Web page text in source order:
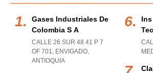
Gases Industriales De
Colombia S A
CALLE 26 SUR 48 41 P 7
OF 701, ENVIGADO,
ANTIOQUIA